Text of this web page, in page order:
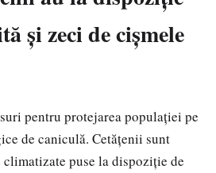
și zeci de cișmele
pentru protejarea populației pe
de caniculă. Cetățenii sunt
puse la dispoziție de